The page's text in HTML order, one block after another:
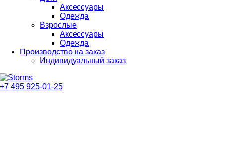
Аксессуары
Одежда
Взрослые
Аксессуары
Одежда
Производство на заказ
Индивидуальный заказ
+7 495 925-01-25